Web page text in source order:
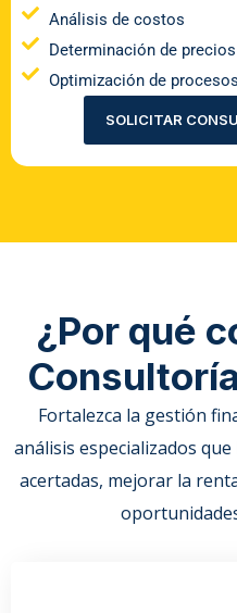
Análisis de costos
Determinación de precios
Optimización de procesos
SOLICITAR
¿Por qué
Fortalezca la gestión
análisis especializados
acertadas, mejorar la